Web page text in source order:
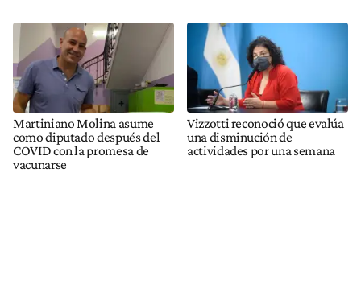
Martiniano Molina asume
como diputado después del
COVID con la promesa de
vacunarse
Vizzotti reconoció que evalúa
una disminución de
actividades por una semana